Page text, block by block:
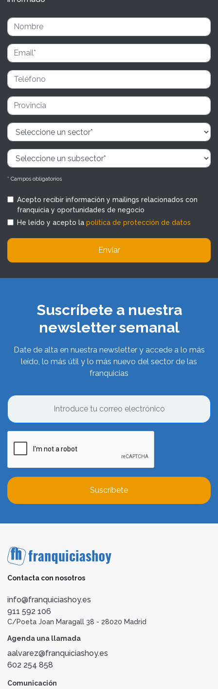
* Campos obligatorios
Acepto recibir información y mailings relacionados con
franquicia y oportunidades de negocio
He leído y acepto la política de protección de datos
Enviar
Suscríbete a nuestra
newsletter semanal
Date de alta en nuestra newsletter y accede a lo más
leído, lo más útil y lo más nuevo del sector de las
franquicias
Suscríbete
Contacta con nosotros
info@franquiciashoy.es
911 592 106
C/Poeta Joan Maragall 38 - 28020 Madrid
Agenda una llamada
aalvarez@franquiciashoy.es
602 254 858
Comunicación